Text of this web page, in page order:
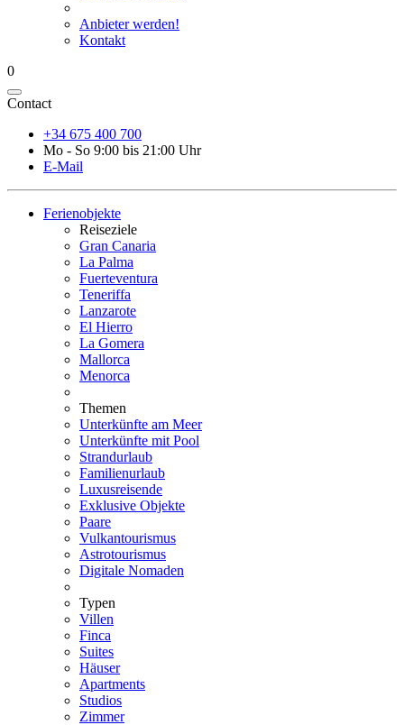
Anbieter werden!
Kontakt
0
Contact
+34 675 400 700
Mo - So 9:00 bis 21:00 Uhr
E-Mail
Ferienobjekte
Reiseziele
Gran Canaria
La Palma
Fuerteventura
Teneriffa
Lanzarote
El Hierro
La Gomera
Mallorca
Menorca
Themen
Unterkünfte am Meer
Unterkünfte mit Pool
Strandurlaub
Familienurlaub
Luxusreisende
Exklusive Objekte
Paare
Vulkantourismus
Astrotourismus
Digitale Nomaden
Typen
Villen
Finca
Suites
Häuser
Apartments
Studios
Zimmer